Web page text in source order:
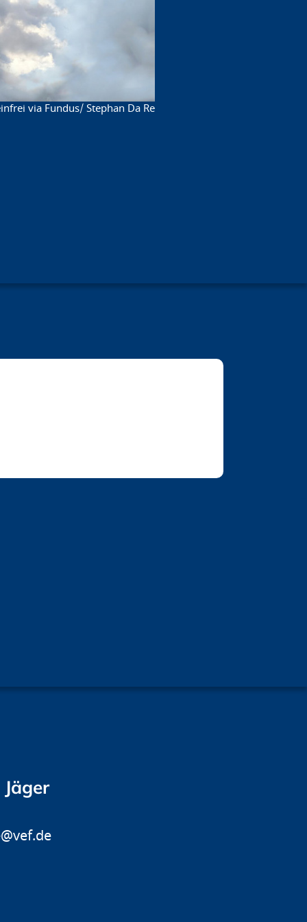
via Fundus/ Stephan Da Re